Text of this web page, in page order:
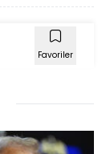
Favoriler